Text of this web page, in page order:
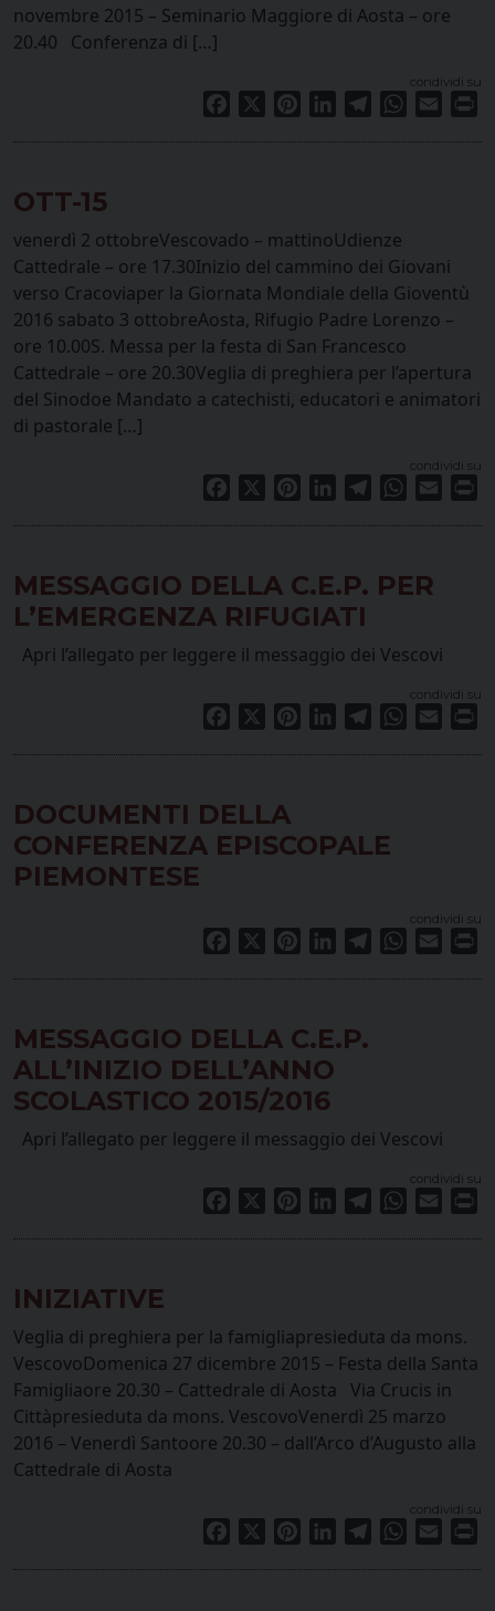
novembre 2015 – Seminario Maggiore di Aosta – ore
20.40 Conferenza di […]
condividi su
Facebook PinterestLinkedInTelegramWhatsApp
Email
OTT-15
venerdì 2 ottobreVescovado – mattinoUdienze
Cattedrale – ore 17.30Inizio del cammino dei Giovani
verso Cracoviaper la Giornata Mondiale della Gioventù
2016 sabato 3 ottobreAosta, Rifugio Padre Lorenzo –
ore 10.00S. Messa per la festa di San Francesco
Cattedrale – ore 20.30Veglia di preghiera per l’apertura
del Sinodoe Mandato a catechisti, educatori e animatori
di pastorale […]
condividi su
Facebook PinterestLinkedInTelegramWhatsApp
Email
MESSAGGIO DELLA C.E.P. PER
L’EMERGENZA RIFUGIATI
Apri l’allegato per leggere il messaggio dei Vescovi
condividi su
Facebook PinterestLinkedInTelegramWhatsApp
Email
DOCUMENTI DELLA
CONFERENZA EPISCOPALE
PIEMONTESE
condividi su
Facebook PinterestLinkedInTelegramWhatsApp
Email
MESSAGGIO DELLA C.E.P.
ALL’INIZIO DELL’ANNO
SCOLASTICO 2015/2016
Apri l’allegato per leggere il messaggio dei Vescovi
condividi su
Facebook PinterestLinkedInTelegramWhatsApp
Email
INIZIATIVE
Veglia di preghiera per la famigliapresieduta da mons.
VescovoDomenica 27 dicembre 2015 – Festa della Santa
Famigliaore 20.30 – Cattedrale di Aosta Via Crucis in
Cittàpresieduta da mons. VescovoVenerdì 25 marzo
2016 – Venerdì Santoore 20.30 – dall’Arco d’Augusto alla
Cattedrale di Aosta
condividi su
Facebook PinterestLinkedInTelegramWhatsApp
Email